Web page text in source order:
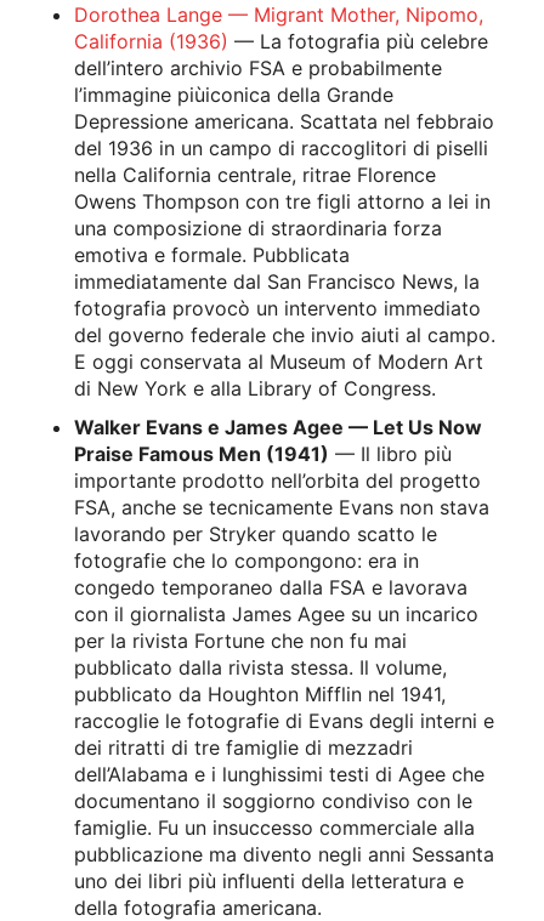
Dorothea Lange — Migrant Mother, Nipomo,
California (1936) — La fotografia più celebre
dell’intero archivio FSA e probabilmente
l’immagine piùiconica della Grande
Depressione americana. Scattata nel febbraio
del 1936 in un campo di raccoglitori di piselli
nella California centrale, ritrae Florence
Owens Thompson con tre figli attorno a lei in
una composizione di straordinaria forza
emotiva e formale. Pubblicata
immediatamente dal San Francisco News, la
fotografia provocò un intervento immediato
del governo federale che invio aiuti al campo.
E oggi conservata al Museum of Modern Art
di New York e alla Library of Congress.
Walker Evans e James Agee — Let Us Now
Praise Famous Men (1941) — Il libro più
importante prodotto nell’orbita del progetto
FSA, anche se tecnicamente Evans non stava
lavorando per Stryker quando scatto le
fotografie che lo compongono: era in
congedo temporaneo dalla FSA e lavorava
con il giornalista James Agee su un incarico
per la rivista Fortune che non fu mai
pubblicato dalla rivista stessa. Il volume,
pubblicato da Houghton Mifflin nel 1941,
raccoglie le fotografie di Evans degli interni e
dei ritratti di tre famiglie di mezzadri
dell’Alabama e i lunghissimi testi di Agee che
documentano il soggiorno condiviso con le
famiglie. Fu un insuccesso commerciale alla
pubblicazione ma divento negli anni Sessanta
uno dei libri più influenti della letteratura e
della fotografia americana.